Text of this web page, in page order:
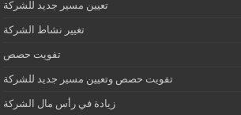
تعيين مسير جديد للشركة
تغيير نشاط الشركة
تفويت حصص
تفويت حصص وتعيين مسير جديد للشركة
زيادة في رأس مال الشركة